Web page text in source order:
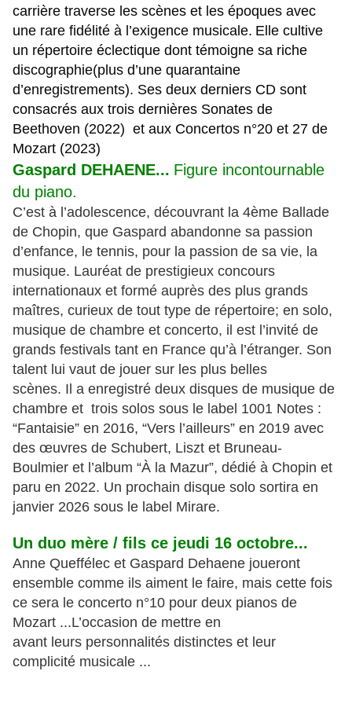
carrière traverse les scènes et les époques avec
une rare fidélité à l’exigence musicale. Elle cultive
un répertoire éclectique dont témoigne sa riche
discographie(plus d’une quarantaine
d’enregistrements). Ses deux derniers CD sont
consacrés aux trois dernières Sonates de
Beethoven (2022) et aux Concertos n°20 et 27 de
Mozart (2023)
Gaspard DEHAENE... Figure incontournable
du piano.
C’est à l’adolescence, découvrant la 4ème Ballade
de Chopin, que Gaspard abandonne sa passion
d’enfance, le tennis, pour la passion de sa vie, la
musique. Lauréat de prestigieux concours
internationaux et formé auprès des plus grands
maîtres, curieux de tout type de répertoire; en solo,
musique de chambre et concerto, il est l’invité de
grands festivals tant en France qu’à l’étranger. Son
talent lui vaut de jouer sur les plus belles
scènes. Il a enregistré deux disques de musique de
chambre et trois solos sous le label 1001 Notes :
“Fantaisie” en 2016, “Vers l’ailleurs” en 2019 avec
des œuvres de Schubert, Liszt et Bruneau-
Boulmier et l’album “À la Mazur”, dédié à Chopin et
paru en 2022. Un prochain disque solo sortira en
janvier 2026 sous le label Mirare.
Un duo mère / fils ce jeudi 16 octobre...
Anne Queffélec et Gaspard Dehaene joueront
ensemble comme ils aiment le faire, mais cette fois
ce sera le concerto n°10 pour deux pianos de
Mozart ...L’occasion de mettre en
avant leurs personnalités distinctes et leur
complicité musicale ...